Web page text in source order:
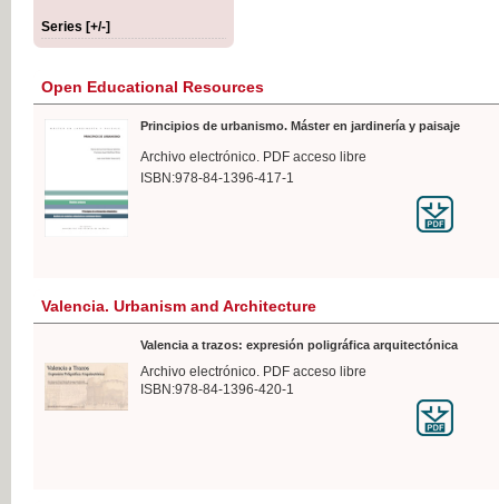
Series [+/-]
Open Educational Resources
Principios de urbanismo. Máster en jardinería y paisaje
Archivo electrónico. PDF acceso libre
ISBN:978-84-1396-417-1
Valencia. Urbanism and Architecture
Valencia a trazos: expresión poligráfica arquitectónica
Archivo electrónico. PDF acceso libre
ISBN:978-84-1396-420-1